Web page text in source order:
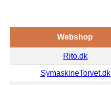
Webshop
Rito.dk
SymaskineTorvet.dk